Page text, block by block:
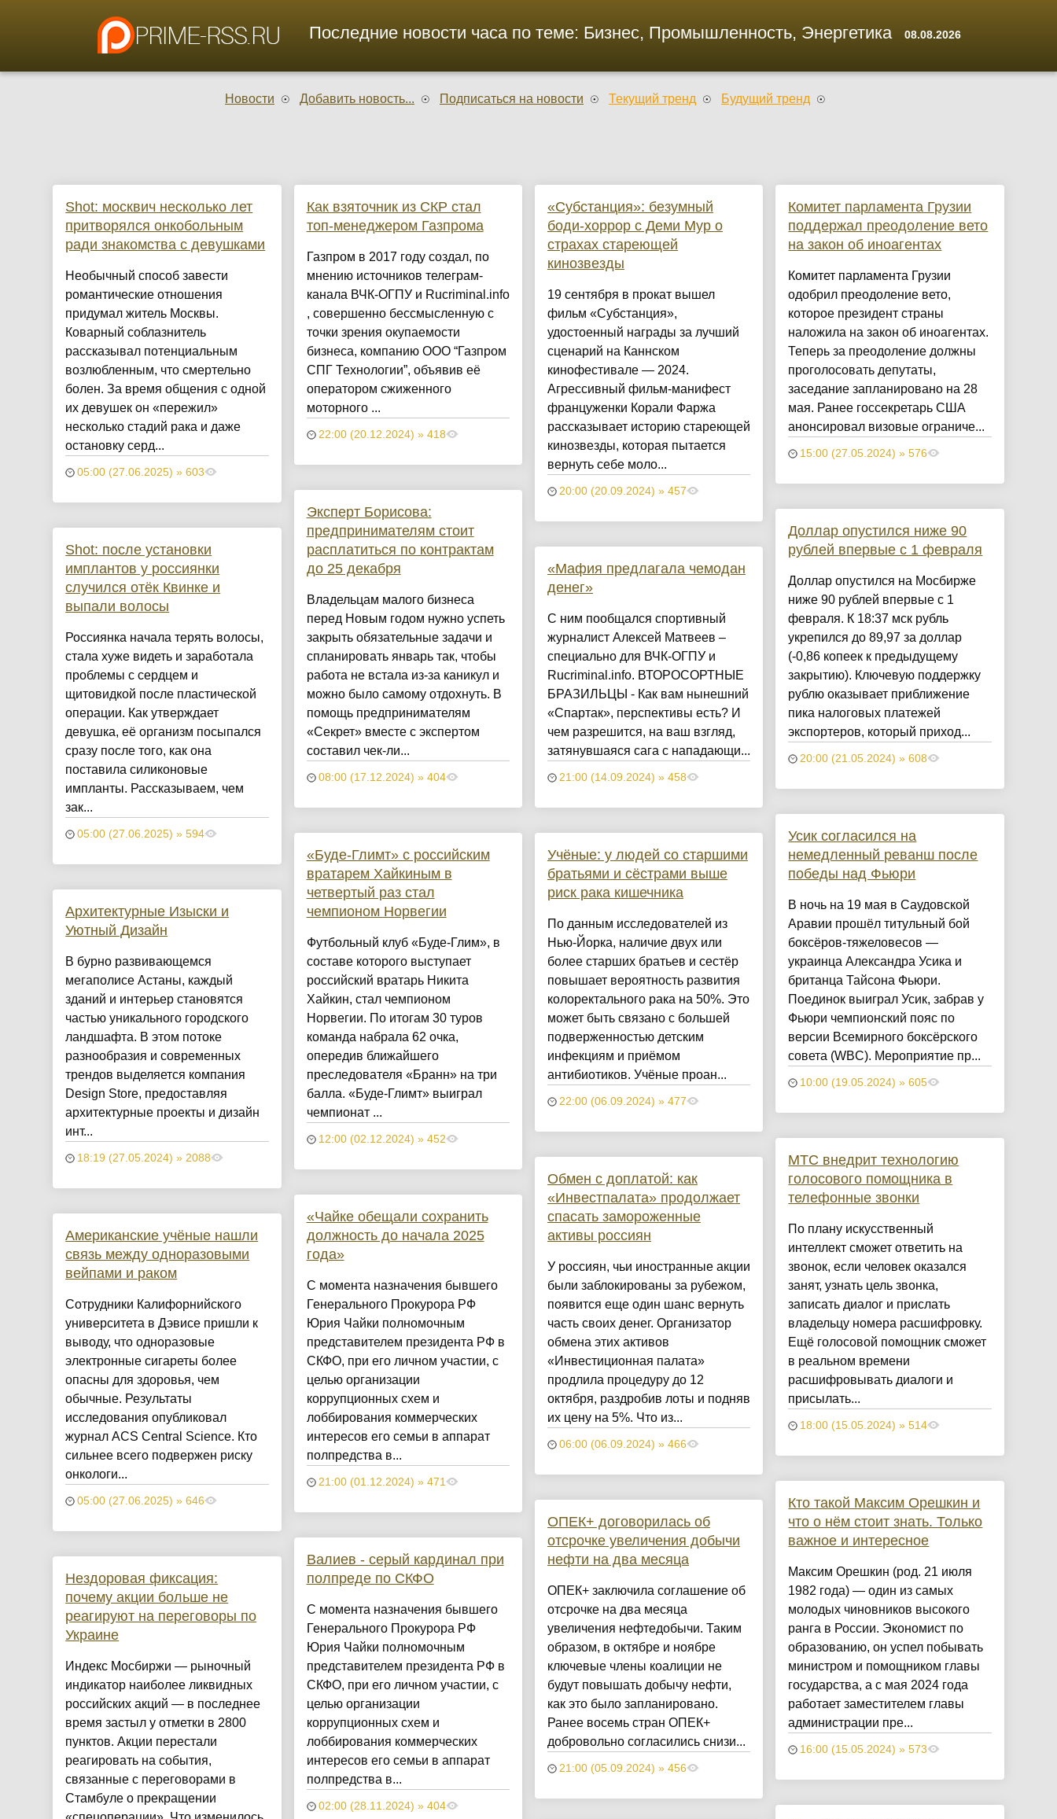
Последние новости часа по теме: Бизнес, Промышленность, Энергетика 08.08.2026
Новости Добавить новость... Подписаться на новости Текущий тренд Будущий тренд
Shot: москвич несколько лет
притворялся онкобольным
ради знакомства с девушками
Необычный способ завести
романтические отношения
придумал житель Москвы.
Коварный соблазнитель
рассказывал потенциальным
возлюбленным, что смертельно
болен. За время общения с одной
их девушек он «пережил»
несколько стадий рака и даже
остановку серд...
05:00 (27.06.2025) » 603
Shot: после установки
имплантов у россиянки
случился отёк Квинке и
выпали волосы
Россиянка начала терять волосы,
стала хуже видеть и заработала
проблемы с сердцем и
щитовидкой после пластической
операции. Как утверждает
девушка, её организм посыпался
сразу после того, как она
поставила силиконовые
импланты. Рассказываем, чем
зак...
05:00 (27.06.2025) » 594
Архитектурные Изыски и
Уютный Дизайн
​В бурно развивающемся
мегаполисе Астаны, каждый
зданий и интерьер становятся
частью уникального городского
ландшафта. В этом потоке
разнообразия и современных
трендов выделяется компания
Design Store, предоставляя
архитектурные проекты и дизайн
инт...
18:19 (27.05.2024) » 2088
Американские учёные нашли
связь между одноразовыми
вейпами и раком
Сотрудники Калифорнийского
университета в Дэвисе пришли к
выводу, что одноразовые
электронные сигареты более
опасны для здоровья, чем
обычные. Результаты
исследования опубликовал
журнал ACS Central Science. Кто
сильнее всего подвержен риску
онкологи...
05:00 (27.06.2025) » 646
Нездоровая фиксация:
почему акции больше не
реагируют на переговоры по
Украине
Индекс Мосбиржи — рыночный
индикатор наиболее ликвидных
российских акций — в последнее
время застыл у отметки в 2800
пунктов. Акции перестали
реагировать на события,
связанные с переговорами в
Стамбуле о прекращении
Как взяточник из СКР стал
топ-менеджером Газпрома
Газпром в 2017 году создал, по
мнению источников телеграм-
канала ВЧК-ОГПУ и Rucriminal.info
, совершенно бессмысленную с
точки зрения окупаемости
бизнеса, компанию ООО “Газпром
СПГ Технологии”, объявив её
оператором сжиженного
моторного ...
22:00 (20.12.2024) » 418
Эксперт Борисова:
предпринимателям стоит
расплатиться по контрактам
до 25 декабря
Владельцам малого бизнеса
перед Новым годом нужно успеть
закрыть обязательные задачи и
спланировать январь так, чтобы
работа не встала из-за каникул и
можно было самому отдохнуть. В
помощь предпринимателям
«Секрет» вместе с экспертом
составил чек-ли...
08:00 (17.12.2024) » 404
«Буде-Глимт» с российским
вратарем Хайкиным в
четвертый раз стал
чемпионом Норвегии
Футбольный клуб «Буде‑Глим», в
составе которого выступает
российский вратарь Никита
Хайкин, стал чемпионом
Норвегии. По итогам 30 туров
команда набрала 62 очка,
опередив ближайшего
преследователя «Бранн» на три
балла. «Буде‑Глимт» выиграл
чемпионат ...
12:00 (02.12.2024) » 452
«Чайке обещали сохранить
должность до начала 2025
года»
С момента назначения бывшего
Генерального Прокурора РФ
Юрия Чайки полномочным
представителем президента РФ в
СКФО, при его личном участии, с
целью организации
коррупционных схем и
лоббирования коммерческих
интересов его семьи в аппарат
полпредства в...
21:00 (01.12.2024) » 471
Валиев - серый кардинал при
полпреде по СКФО
С момента назначения бывшего
Генерального Прокурора РФ
Юрия Чайки полномочным
представителем президента РФ в
СКФО, при его личном участии, с
целью организации
коррупционных схем и
лоббирования коммерческих
интересов его семьи в аппарат
полпредства в...
02:00 (28.11.2024) » 404
«Субстанция»: безумный
боди-хоррор с Деми Мур о
страхах стареющей
кинозвезды
19 сентября в прокат вышел
фильм «Субстанция»,
удостоенный награды за лучший
сценарий на Каннском
кинофестивале — 2024.
Агрессивный фильм-манифест
француженки Корали Фаржа
рассказывает историю стареющей
кинозвезды, которая пытается
вернуть себе моло...
20:00 (20.09.2024) » 457
«Мафия предлагала чемодан
денег»
С ним пообщался спортивный
журналист Алексей Матвеев –
специально для ВЧК-ОГПУ и
Rucriminal.info. ВТОРОСОРТНЫЕ
БРАЗИЛЬЦЫ - Как вам нынешний
«Спартак», перспективы есть? И
чем разрешится, на ваш взгляд,
затянувшаяся сага с нападающи...
21:00 (14.09.2024) » 458
Учёные: у людей со старшими
братьями и сёстрами выше
риск рака кишечника
По данным исследователей из
Нью-Йорка, наличие двух или
более старших братьев и сестёр
повышает вероятность развития
колоректального рака на 50%. Это
может быть связано с большей
подверженностью детским
инфекциям и приёмом
антибиотиков. Учёные проан...
22:00 (06.09.2024) » 477
Обмен с доплатой: как
«Инвестпалата» продолжает
спасать замороженные
активы россиян
У россиян, чьи иностранные акции
были заблокированы за рубежом,
появится еще один шанс вернуть
часть своих денег. Организатор
обмена этих активов
«Инвестиционная палата»
продлила процедуру до 12
октября, раздробив лоты и подняв
их цену на 5%. Что из...
06:00 (06.09.2024) » 466
ОПЕК+ договорилась об
отсрочке увеличения добычи
нефти на два месяца
ОПЕК+ заключила соглашение об
отсрочке на два месяца
увеличения нефтедобычи. Таким
образом, в октябре и ноябре
ключевые члены коалиции не
будут повышать добычу нефти,
как это было запланировано.
Ранее восемь стран ОПЕК+
добровольно согласились снизи...
21:00 (05.09.2024) » 456
Комитет парламента Грузии
поддержал преодоление вето
на закон об иноагентах
Комитет парламента Грузии
одобрил преодоление вето,
которое президент страны
наложила на закон об иноагентах.
Теперь за преодоление должны
проголосовать депутаты,
заседание запланировано на 28
мая. Ранее госсекретарь США
анонсировал визовые ограниче...
15:00 (27.05.2024) » 576
Доллар опустился ниже 90
рублей впервые с 1 февраля
Доллар опустился на Мосбирже
ниже 90 рублей впервые с 1
февраля. К 18:37 мск рубль
укрепился до 89,97 за доллар
(-0,86 копеек к предыдущему
закрытию). Ключевую поддержку
рублю оказывает приближение
пика налоговых платежей
экспортеров, который приход...
20:00 (21.05.2024) » 608
Усик согласился на
немедленный реванш после
победы над Фьюри
В ночь на 19 мая в Саудовской
Аравии прошёл титульный бой
боксёров-тяжеловесов —
украинца Александра Усика и
британца Тайсона Фьюри.
Поединок выиграл Усик, забрав у
Фьюри чемпионский пояс по
версии Всемирного боксёрского
совета (WBC). Мероприятие пр...
10:00 (19.05.2024) » 605
МТС внедрит технологию
голосового помощника в
телефонные звонки
По плану искусственный
интеллект сможет ответить на
звонок, если человек оказался
занят, узнать цель звонка,
записать диалог и прислать
владельцу номера расшифровку.
Ещё голосовой помощник сможет
в реальном времени
расшифровывать диалоги и
присылать...
18:00 (15.05.2024) » 514
Кто такой Максим Орешкин и
что о нём стоит знать. Только
важное и интересное
Максим Орешкин (род. 21 июля
1982 года) — один из самых
молодых чиновников высокого
ранга в России. Экономист по
образованию, он успел побывать
министром и помощником главы
государства, а с мая 2024 года
работает заместителем главы
администрации пре...
16:00 (15.05.2024) » 573